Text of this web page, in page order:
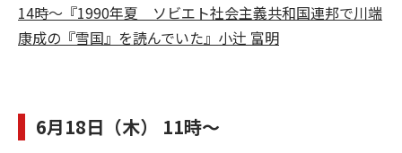
14時～『1990年夏 ソビエト社会主義共和国連邦で川端
康成の『雪国』を読んでいた』小辻 富明
6月18日（木） 11時～